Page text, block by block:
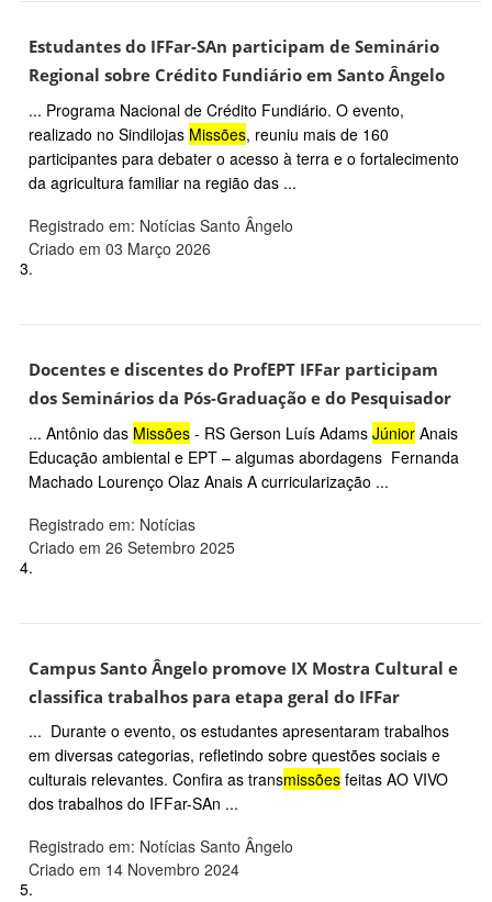
Estudantes do IFFar-SAn participam de Seminário
Regional sobre Crédito Fundiário em Santo Ângelo
... Programa Nacional de Crédito Fundiário. O evento,
realizado no Sindilojas Missões, reuniu mais de 160
participantes para debater o acesso à terra e o fortalecimento
da agricultura familiar na região das ...
Registrado em: Notícias Santo Ângelo
Criado em 03 Março 2026
3.
Docentes e discentes do ProfEPT IFFar participam
dos Seminários da Pós-Graduação e do Pesquisador
... Antônio das Missões - RS Gerson Luís Adams Júnior Anais
Educação ambiental e EPT – algumas abordagens Fernanda
Machado Lourenço Olaz Anais A curricularização ...
Registrado em: Notícias
Criado em 26 Setembro 2025
4.
Campus Santo Ângelo promove IX Mostra Cultural e
classifica trabalhos para etapa geral do IFFar
... Durante o evento, os estudantes apresentaram trabalhos
em diversas categorias, refletindo sobre questões sociais e
culturais relevantes. Confira as transmissões feitas AO VIVO
dos trabalhos do IFFar-SAn ...
Registrado em: Notícias Santo Ângelo
Criado em 14 Novembro 2024
5.